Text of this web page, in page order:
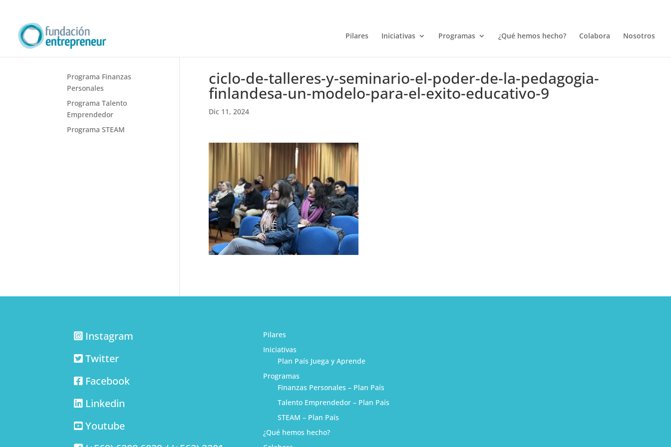
Pilares Iniciativas Programas ¿Qué hemos hecho? Colabora Nosotros
ciclo-de-talleres-y-seminario-el-poder-de-la-pedagogia-
finlandesa-un-modelo-para-el-exito-educativo-9
Dic 11, 2024
Programa Finanzas
Personales
Programa Talento
Emprendedor
Programa STEAM
Instagram
Twitter
Facebook
Linkedin
Youtube
Pilares
Iniciativas
Plan País Juega y Aprende
Programas
Finanzas Personales – Plan País
Talento Emprendedor – Plan País
STEAM – Plan País
¿Qué hemos hecho?